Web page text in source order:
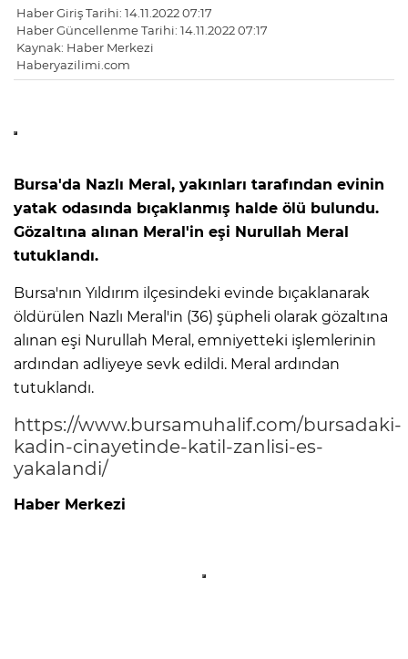
Haber Giriş Tarihi: 14.11.2022 07:17
Haber Güncellenme Tarihi: 14.11.2022 07:17
Kaynak: Haber Merkezi
Haberyazilimi.com
Bursa'da Nazlı Meral, yakınları tarafından evinin
yatak odasında bıçaklanmış halde ölü bulundu.
Gözaltına alınan Meral'in eşi Nurullah Meral
tutuklandı.
Bursa'nın Yıldırım ilçesindeki evinde bıçaklanarak
öldürülen Nazlı Meral'in (36) şüpheli olarak gözaltına
alınan eşi Nurullah Meral, emniyetteki işlemlerinin
ardından adliyeye sevk edildi. Meral ardından
tutuklandı.
https://www.bursamuhalif.com/bursadaki-
kadin-cinayetinde-katil-zanlisi-es-
yakalandi/
Haber Merkezi